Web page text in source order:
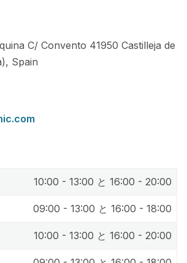
C/ Convento 41950 Castilleja de
, Spain
10:00 - 13:00 と 16:00 - 20:00
09:00 - 13:00 と 16:00 - 18:00
10:00 - 13:00 と 16:00 - 20:00